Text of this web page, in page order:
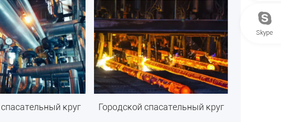
круг Городской спасательный круг
Skype